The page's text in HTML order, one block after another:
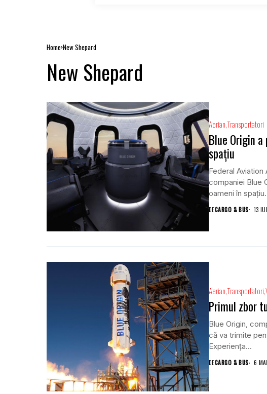
Home New Shepard
New Shepard
AerianTransportatori
Blue Origin
spațiu
Federal
companiei Blue
oameni în
DECARGO & BUS 13
AerianTransportatori
Primul zbor
Blue Origin,
că va trimite
Experiența...
DECARGO & BUS 6